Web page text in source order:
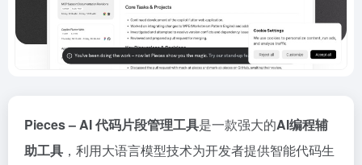
Pieces – AI 代码片段管理工具是一款强大的AI编程辅
助工具 ，利用大语言模型技术为开发者提供智能代码生